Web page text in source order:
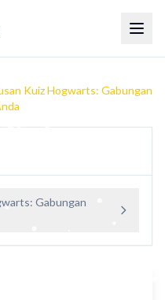
Kuiz Hogwarts: Gabungan
Gabungan